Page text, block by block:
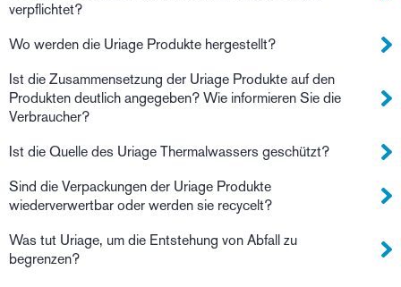
verpflichtet?
Wo werden die Uriage Produkte hergestellt?
Ist die Zusammensetzung der Uriage Produkte auf den
Produkten deutlich angegeben? Wie informieren Sie die
Verbraucher?
Ist die Quelle des Uriage Thermalwassers geschützt?
Sind die Verpackungen der Uriage Produkte
wiederverwertbar oder werden sie recycelt?
Was tut Uriage, um die Entstehung von Abfall zu
begrenzen?